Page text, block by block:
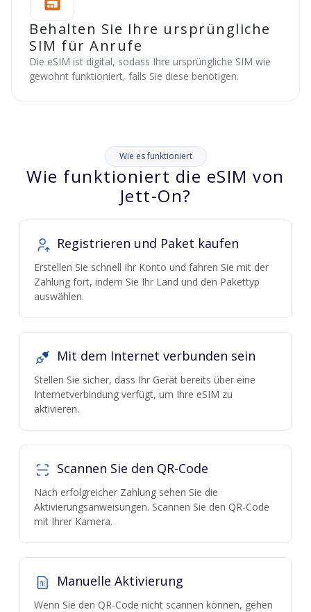
Behalten Sie Ihre ursprüngliche
SIM für Anrufe
Die eSIM ist digital, sodass Ihre ursprüngliche SIM wie
gewohnt funktioniert, falls Sie diese benötigen.
Wie es funktioniert
Wie funktioniert die eSIM von
Jett-On?
Registrieren und Paket kaufen
Erstellen Sie schnell Ihr Konto und fahren Sie mit der
Zahlung fort, indem Sie Ihr Land und den Pakettyp
auswählen.
Mit dem Internet verbunden sein
Stellen Sie sicher, dass Ihr Gerät bereits über eine
Internetverbindung verfügt, um Ihre eSIM zu
aktivieren.
Scannen Sie den QR-Code
Nach erfolgreicher Zahlung sehen Sie die
Aktivierungsanweisungen. Scannen Sie den QR-Code
mit Ihrer Kamera.
Manuelle Aktivierung
Wenn Sie den QR-Code nicht scannen können, gehen